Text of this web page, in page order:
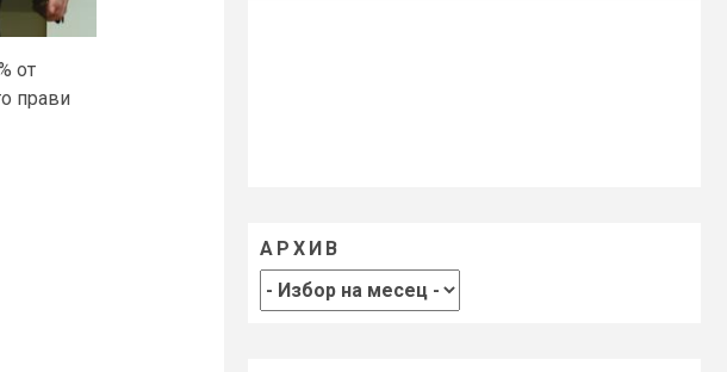
от
прави
АРХИВ